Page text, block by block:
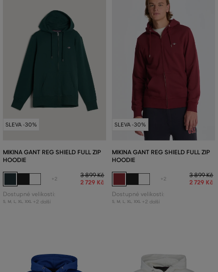
SLEVA -30%
MIKINA GANT REG SHIELD FULL ZIP
HOODIE
+2
3 899 Kč
2 729 Kč
Dostupné velikosti:
S, M L, XL, XXL +2 další
SLEVA -30%
MIKINA GANT REG SHIELD FULL ZIP
HOODIE
+2
3 899 Kč
2 729 Kč
Dostupné velikosti:
S, M L, XL, XXL +2 další